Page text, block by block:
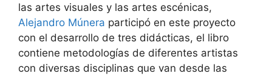
las artes visuales y las artes escénicas,
Alejandro Múnera participó en este proyecto
con el desarrollo de tres didácticas, el libro
contiene metodologías de diferentes artistas
con diversas disciplinas que van desde las